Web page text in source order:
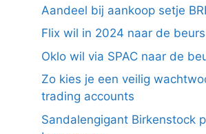
Aandeel bij aankoop setje
Flix wil in 2024 naar de beurs
Oklo wil via SPAC naar de
Zo kies je een veilig
trading accounts
Sandalengigant Birkenstock